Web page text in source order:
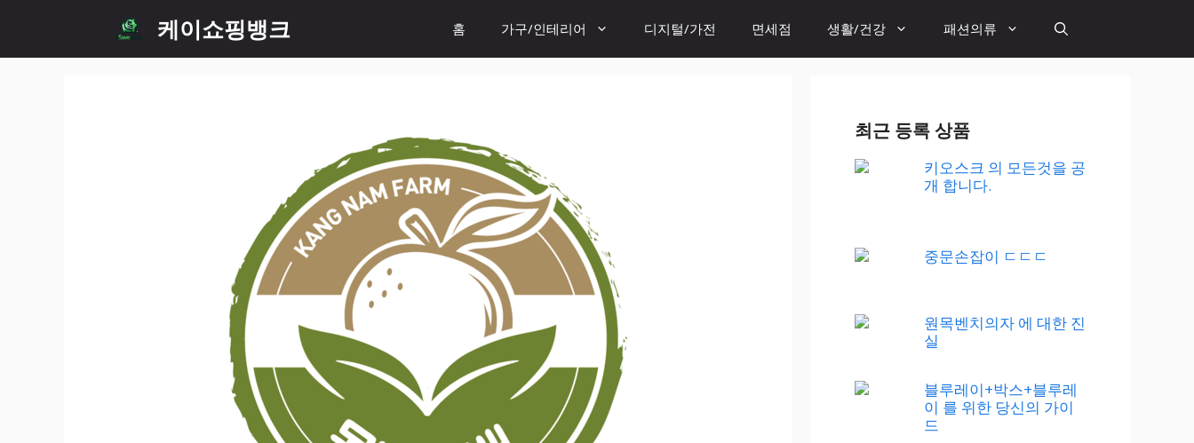
content
케이쇼핑뱅크 홈 가구/인테리어 디지털/가전 면세점 생활/건강 패션의류
최근 등록 상품
키오스크 의 모든것을 공
개 합니다.
중문손잡이 ㄷㄷㄷ
원목벤치의자 에 대한 진
실
블루레이+박스+블루레
이 를 위한 당신의 가이
드